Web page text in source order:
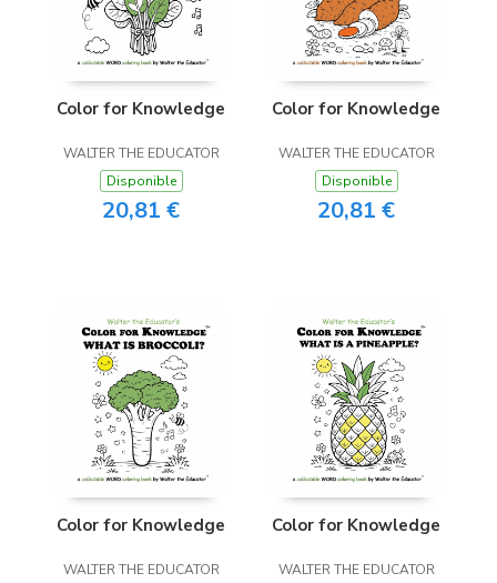
Color for Knowledge
WALTER THE EDUCATOR
Disponible
20,81 €
Color for Knowledge
WALTER THE EDUCATOR
Disponible
20,81 €
Color for Knowledge
WALTER THE EDUCATOR
Color for Knowledge
WALTER THE EDUCATOR